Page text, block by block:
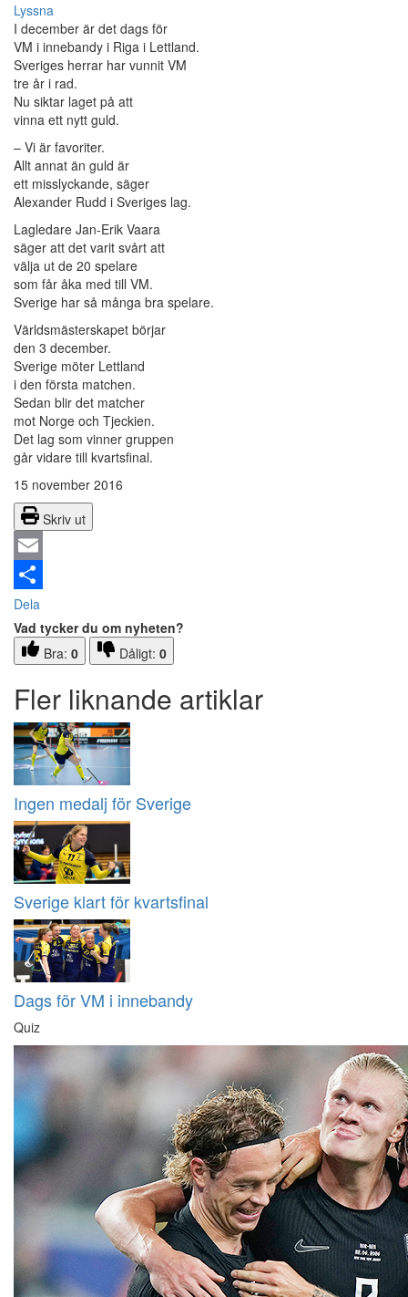
Lyssna
I december är det dags för
VM i innebandy i Riga i Lettland.
Sveriges herrar har vunnit VM
tre år i rad.
Nu siktar laget på att
vinna ett nytt guld.
– Vi är favoriter.
Allt annat än guld är
ett misslyckande, säger
Alexander Rudd i Sveriges lag.
Lagledare Jan-Erik Vaara
säger att det varit svårt att
välja ut de 20 spelare
som får åka med till VM.
Sverige har så många bra spelare.
Världsmästerskapet börjar
den 3 december.
Sverige möter Lettland
i den första matchen.
Sedan blir det matcher
mot Norge och Tjeckien.
Det lag som vinner gruppen
går vidare till kvartsfinal.
15 november 2016
Skriv ut
Email
Dela
Vad tycker du om nyheten?
Bra: 0 Dåligt: 0
Fler liknande artiklar
Ingen medalj för Sverige
Sverige klart för kvartsfinal
Dags för VM i innebandy
Quiz